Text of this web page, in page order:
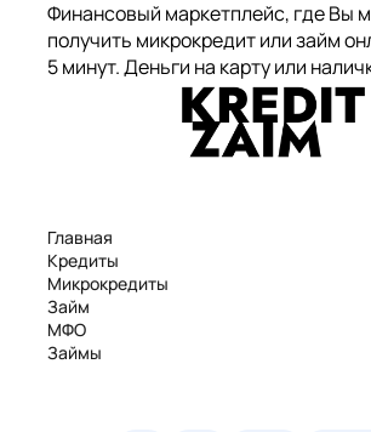
Финансовый маркетплейс, где Вы
получить микрокредит или займ
5 минут. Деньги на карту или
Главная
Кредиты
Микрокредиты
Займ
МФО
Займы